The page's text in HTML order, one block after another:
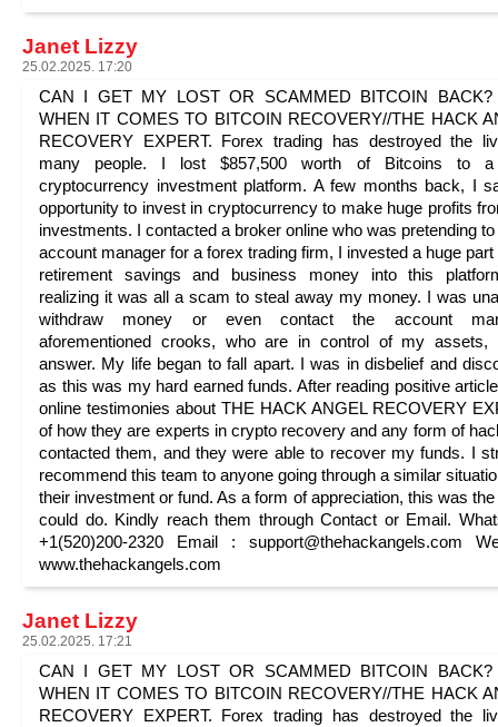
Janet Lizzy
25.02.2025. 17:20
CAN I GET MY LOST OR SCAMMED BITCOIN BACK?
WHEN IT COMES TO BITCOIN RECOVERY//THE HACK
RECOVERY EXPERT. Forex trading has destroyed the
many people. I lost $857,500 worth of Bitcoins to
cryptocurrency investment platform. A few months back, I
opportunity to invest in cryptocurrency to make huge profits
investments. I contacted a broker online who was pretending to
account manager for a forex trading firm, I invested a huge
retirement savings and business money into this
realizing it was all a scam to steal away my money. I was
withdraw money or even contact the account
aforementioned crooks, who are in control of my assets,
answer. My life began to fall apart. I was in disbelief and
as this was my hard earned funds. After reading positive
online testimonies about THE HACK ANGEL RECOVERY
of how they are experts in crypto recovery and any form of
contacted them, and they were able to recover my funds. I
recommend this team to anyone going through a similar
their investment or fund. As a form of appreciation, this was
could do. Kindly reach them through Contact or Email.
+1(520)200-2320 Email : support@thehackangels.com
www.thehackangels.com
Janet Lizzy
25.02.2025. 17:21
CAN I GET MY LOST OR SCAMMED BITCOIN BACK?
WHEN IT COMES TO BITCOIN RECOVERY//THE HACK
RECOVERY EXPERT. Forex trading has destroyed the